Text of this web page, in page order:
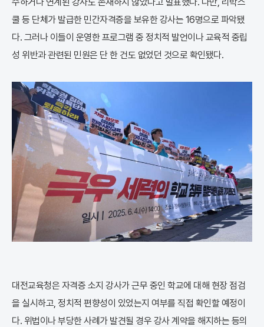
쿨 등 단체가 발급한 민간자격증을 보유한 강사는 16명으로 파악됐
다. 그러나 이들이 운영한 프로그램 중 정치적 발언이나 교육적 중립
성 위반과 관련된 민원은 단 한 건도 없었던 것으로 확인됐다.
대전교육청은 자격증 소지 강사가 근무 중인 학교에 대해 현장 점검
을 실시하고, 정치적 편향성이 있었는지 여부를 직접 확인할 예정이
다. 위법이나 부당한 사례가 발견될 경우 강사 계약을 해지하는 등의